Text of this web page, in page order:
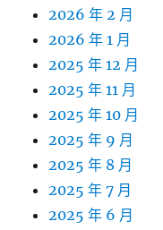
2026 年 2 月
2026 年 1 月
2025 年 12 月
2025 年 11 月
2025 年 10 月
2025 年 9 月
2025 年 8 月
2025 年 7 月
2025 年 6 月